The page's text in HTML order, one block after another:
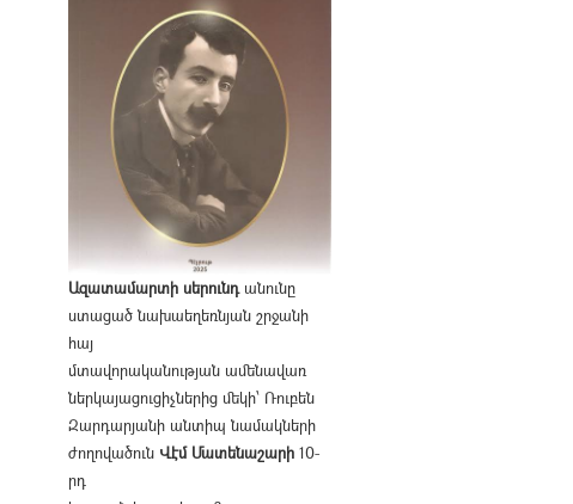
Ազատամարտի սերունդանունը
ստացած նախաեղեռնյան շրջանի
հայ
մտավորականության ամենավառ
ներկայացուցիչներից մեկի՝ Ռուբեն
Զարդարյանի անտիպ նամակների
ժողովածուն Վէմ Մատենաշարի 10-
րդ